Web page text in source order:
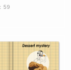
59